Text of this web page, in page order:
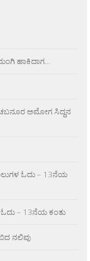
ಹಾಕಿದಾಗ…
ಅಮೋಗ ಸಿದ್ದನ
ಓದು – 13ನೆಯ
– 13ನೆಯ ಕಂತು
ನಲಿವು